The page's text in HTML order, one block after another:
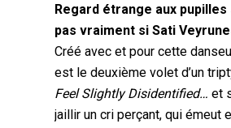
Regard étrange aux
pas vraiment si Sati
Créé avec et pour cette
est le deuxième volet d’un
Feel Slightly Disidentified… et
jaillir un cri perçant, qui émeut